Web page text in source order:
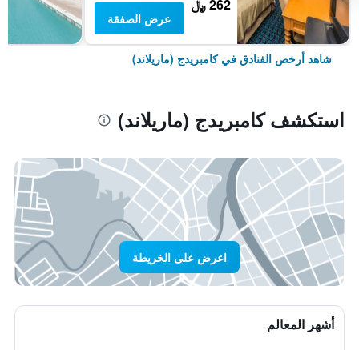
262 ﷼
عرض الصفقة
شاهد أرخص الفنادق في كامبريدج (ماريلاند)
استكشف كامبريدج (ماريلاند)
اعرض على الخريطة
أشهر المعالم